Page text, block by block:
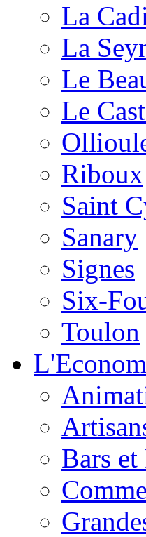
La
La
Le
Le
Riboux
Saint
Sanary
Signes
Six-
Toulon
Bars et